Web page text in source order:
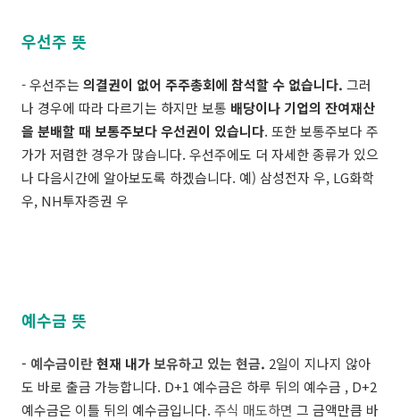
우선주 뜻
- 우선주는 의결권이 없어 주주총회에 참석할 수 없습니다. 그러
나 경우에 따라 다르기는 하지만 보통 배당이나 기업의 잔여재산
을 분배할 때 보통주보다 우선권이 있습니다. 또한 보통주보다 주
가가 저렴한 경우가 많습니다. 우선주에도 더 자세한 종류가 있으
나 다음시간에 알아보도록 하겠습니다. 예) 삼성전자 우, LG화학
우, NH투자증권 우
예수금 뜻
- 예수금이란현재 내가보유하고 있는 현금. 2일이 지나지 않아
도 바로 출금 가능합니다. D+1 예수금은 하루 뒤의 예수금 , D+2
예수금은 이틀 뒤의 예수금입니다. 주식 매도하면 그 금액만큼 바